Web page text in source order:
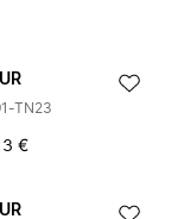
TN23
€